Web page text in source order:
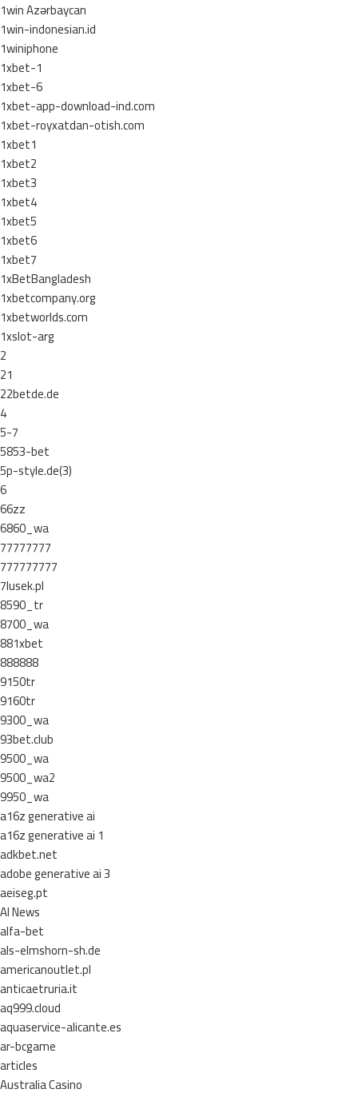
1win Azərbaycan
1win-indonesian.id
1winiphone
1xbet-1
1xbet-6
1xbet-app-download-ind.com
1xbet-royxatdan-otish.com
1xbet1
1xbet2
1xbet3
1xbet4
1xbet5
1xbet6
1xbet7
1xBetBangladesh
1xbetcompany.org
1xbetworlds.com
1xslot-arg
2
21
22betde.de
4
5-7
5853-bet
5p-style.de(3)
6
66zz
6860_wa
77777777
777777777
7lusek.pl
8590_tr
8700_wa
881xbet
888888
9150tr
9160tr
9300_wa
93bet.club
9500_wa
9500_wa2
9950_wa
a16z generative ai
a16z generative ai 1
adkbet.net
adobe generative ai 3
aeiseg.pt
AI News
alfa-bet
als-elmshorn-sh.de
americanoutlet.pl
anticaetruria.it
aq999.cloud
aquaservice-alicante.es
ar-bcgame
articles
Australia Casino